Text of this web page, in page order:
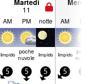
Martedì
11
AM PM notte AM
limp­ido poche
nuvole limp­ido limp­ido
5 5 5 5